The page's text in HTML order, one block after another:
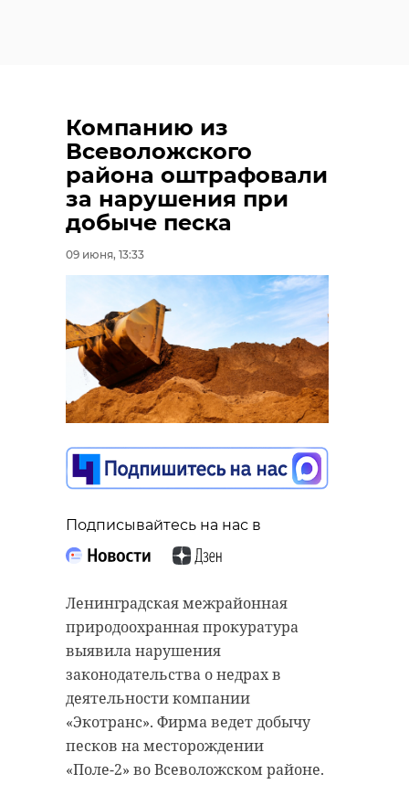
Компанию из
Всеволожского
района оштрафовали
за нарушения при
добыче песка
09 июня, 13:33
Подписывайтесь на нас в
Ленинградская межрайонная
природоохранная прокуратура
выявила нарушения
законодательства о недрах в
деятельности компании
«Экотранс». Фирма ведет добычу
песков на месторождении
«Поле-2» во Всеволожском районе.